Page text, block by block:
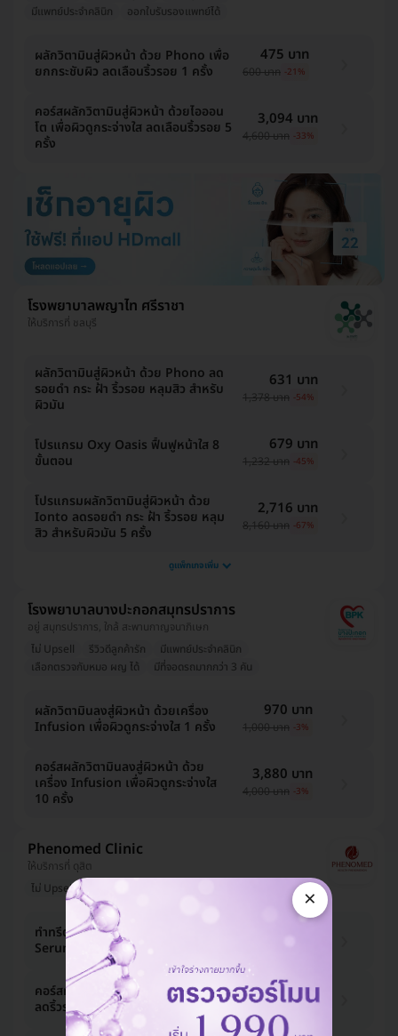
มีแพทย์ประจำคลินิก
ออกใบรับรองแพทย์ได้
ผลักวิตามินสู่ผิวหน้า ด้วย Phono เพื่อ
ยกกระชับผิว ลดเลือนริ้วรอย 1 ครั้ง
475 บาท
600 บาท -21%
คอร์สผลักวิตามินสู่ผิวหน้า ด้วยไอออน
โต เพื่อผิวดูกระจ่างใส ลดเลือนริ้วรอย 5
ครั้ง
3,094 บาท
4,600 บาท -33%
โรงพยาบาลพญาไท ศรีราชา
ให้บริการที่ ชลบุรี
ผลักวิตามินสู่ผิวหน้า ด้วย Phono ลด
รอยดำ กระ ฝ้า ริ้วรอย หลุมสิว สำหรับ
ผิวมัน
631 บาท
1,378 บาท -54%
โปรแกรม Oxy Oasis ฟื้นฟูหน้าใส 8
ขั้นตอน
679 บาท
1,232 บาท -45%
โปรแกรมผลักวิตามินสู่ผิวหน้า ด้วย
Ionto ลดรอยดำ กระ ฝ้า ริ้วรอย หลุม
สิว สำหรับผิวมัน 5 ครั้ง
2,716 บาท
8,160 บาท -67%
ดูแพ็กเกจเพิ่ม
โรงพยาบาลบางปะกอกสมุทรปราการ
อยู่ สมุทรปราการ, ใกล้ สะพานกาญจนาภิเษก
ไม่ Upsell
รีวิวดีลูกค้ารัก
มีแพทย์ประจำคลินิก
เลือกตรวจกับหมอ ผญ ได้
มีที่จอดรถมากกว่า 3 คัน
ผลักวิตามินลงสู่ผิวหน้า ด้วยเครื่อง
Infusion เพื่อผิวดูกระจ่างใส 1 ครั้ง
970 บาท
1,000 บาท -3%
คอร์สผลักวิตามินลงสู่ผิวหน้า ด้วย
เครื่อง Infusion เพื่อผิวดูกระจ่างใส
10 ครั้ง
3,880 บาท
4,000 บาท -3%
Phenomed Clinic
ให้บริการที่ ดุสิต
ไม่ Upsell
ทำทรีตเมนต์ ผลักวิตามิน Cinderela
Serum เข้าสู่ผิวหน้า 1 ครั้ง
คอร์สทำทรีตเมนต์ผลักวิตามินสู่ผิวหน้า
ลดริ้วรอย ด้วยเครื่อง Phono 10 ครั้ง
4,850 บาท
5,000 บาท -3%
×